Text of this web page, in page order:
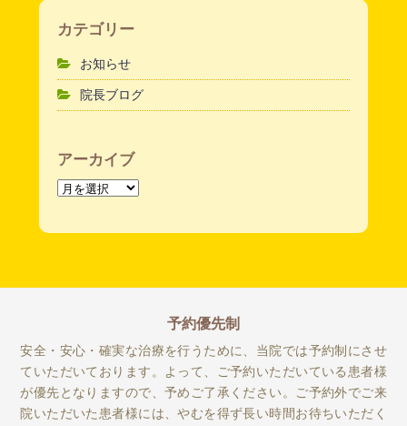
カテゴリー
お知らせ
院長ブログ
アーカイブ
ア
カ
予約優先制
安全・安心・確実な治療を行うために、当院では予約制にさせ
ていただいております。よって、ご予約いただいている患者様
が優先となりますので、予めご了承ください。ご予約外でご来
院いただいた患者様には、やむを得ず長い時間お待ちいただく